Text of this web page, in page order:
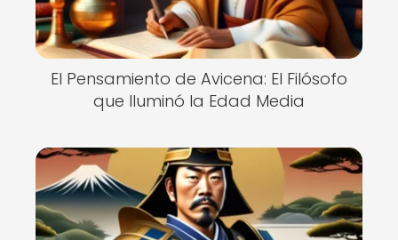
El Pensamiento de Avicena: El Filósofo
que Iluminó la Edad Media